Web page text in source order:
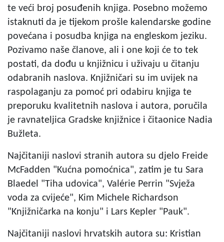
te veći broj posuđenih knjiga. Posebno možemo
istaknuti da je tijekom prošle kalendarske godine
povećana i posudba knjiga na engleskom jeziku.
Pozivamo naše članove, ali i one koji će to tek
postati, da dođu u knjižnicu i uživaju u čitanju
odabranih naslova. Knjižničari su im uvijek na
raspolaganju za pomoć pri odabiru knjiga te
preporuku kvalitetnih naslova i autora, poručila
je ravnateljica Gradske knjižnice i čitaonice Nadia
Bužleta.
Najčitaniji naslovi stranih autora su djelo Freide
McFadden "Kućna pomoćnica", zatim je tu Sara
Blaedel "Tiha udovica", Valérie Perrin "Svježa
voda za cvijeće", Kim Michele Richardson
"Knjižničarka na konju" i Lars Kepler "Pauk".
Najčitaniji naslovi hrvatskih autora su: Kristian